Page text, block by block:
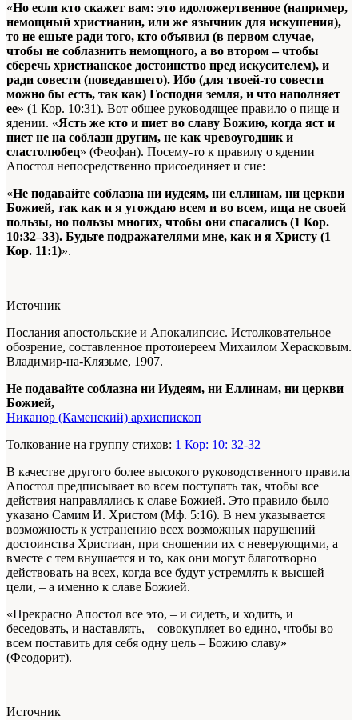
«Но если кто скажет вам: это идоложертвенное (например,
немощный христианин, или же язычник для искушения),
то не ешьте ради того, кто объявил (в первом случае,
чтобы не соблазнить немощного, а во втором – чтобы
сберечь христианское достоинство пред искусителем), и
ради совести (поведавшего). Ибо (для твоей-то совести
можно бы есть, так как) Господня земля, и что наполняет
ее» (1 Кор. 10:31). Вот общее руководящее правило о пище и
ядении. «Ясть же кто и пиет во славу Божию, когда яст и
пиет не на соблазн другим, не как чревоугодник и
сластолюбец» (Феофан). Посему-то к правилу о ядении
Апостол непосредственно присоединяет и сие:
«Не подавайте соблазна ни иудеям, ни еллинам, ни церкви
Божией, так как и я угождаю всем и во всем, ища не своей
пользы, но пользы многих, чтобы они спасались (1 Кор.
10:32–33). Будьте подражателями мне, как и я Христу (1
Кор. 11:1)».
Источник
Послания апостольские и Апокалипсис. Истолковательное
обозрение, составленное протоиереем Михаилом Херасковым.
Владимир-на-Клязьме, 1907.
Не подавайте соблазна ни Иудеям, ни Еллинам, ни церкви
Божией,
Никанор (Каменский) архиепископ
Толкование на группу стихов: 1 Кор: 10: 32-32
В качестве другого более высокого руководственного правила
Апостол предписывает во всем поступать так, чтобы все
действия направлялись к славе Божией. Это правило было
указано Самим И. Христом (Мф. 5:16). В нем указывается
возможность к устранению всех возможных нарушений
достоинства Христиан, при сношении их с неверующими, а
вместе с тем внушается и то, как они могут благотворно
действовать на всех, когда все будут устремлять к высшей
цели, – а именно к славе Божией.
«Прекрасно Апостол все это, – и сидеть, и ходить, и
беседовать, и наставлять, – совокупляет во едино, чтобы во
всем поставить для себя одну цель – Божию славу»
(Феодорит).
Источник